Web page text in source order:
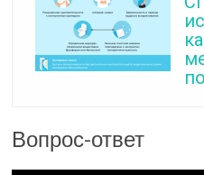
Вопрос-ответ